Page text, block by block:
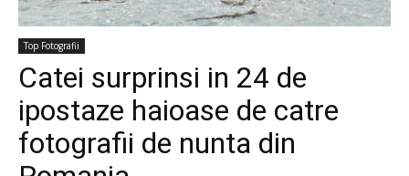
Top Fotografii
Catei surprinsi in 24 de
ipostaze haioase de catre
fotografii de nunta din